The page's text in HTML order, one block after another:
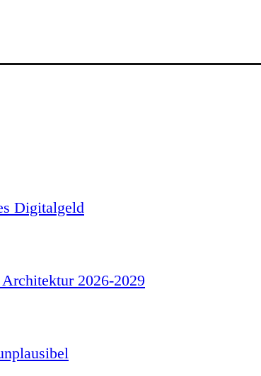
Digitalgeld
2026-2029